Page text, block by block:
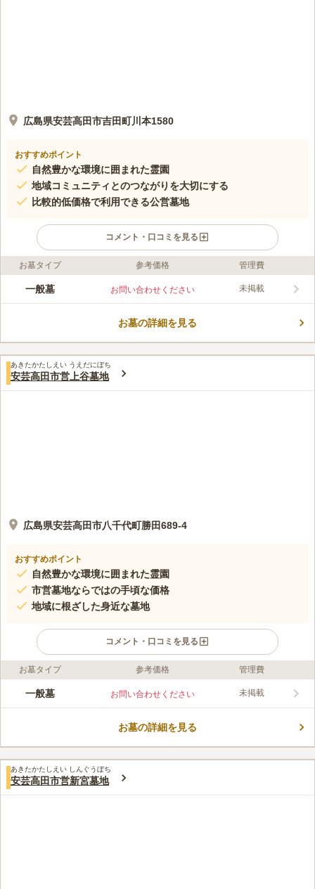
広島県安芸高田市吉田町川本1580
おすすめポイント
自然豊かな環境に囲まれた霊園
地域コミュニティとのつながりを大切にする
比較的低価格で利用できる公営墓地
コメント・口コミを見る
口コミ評価
この霊園はまだ誰からも評価されていません。
お墓タイプ 参考価格 管理費
一般墓 お問い合わせください 未掲載
お墓の詳細を見る
あきたかたしえい うえだにぼち
安芸高田市営上谷墓地
広島県安芸高田市八千代町勝田689-4
おすすめポイント
自然豊かな環境に囲まれた霊園
市営墓地ならではの手頃な価格
地域に根ざした身近な墓地
コメント・口コミを見る
口コミ評価
この霊園はまだ誰からも評価されていません。
お墓タイプ 参考価格 管理費
一般墓 お問い合わせください 未掲載
お墓の詳細を見る
あきたかたしえい しんぐうぼち
安芸高田市営新宮墓地